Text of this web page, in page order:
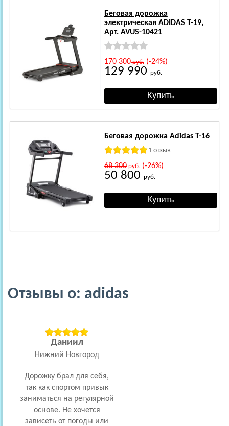
Беговая дорожка
электрическая ADIDAS T-19,
Арт. AVUS-10421
170 300руб.(-24%)
129 990 руб.
Беговая дорожка Adidas T-16
1 отзыв
68 300руб.(-26%)
50 800 руб.
Отзывы о: adidas
Даниил
Нижний Новгород
Дорожку брал для себя,
так как спортом привык
заниматься на регулярной
основе. Не хочется
зависеть от погоды или